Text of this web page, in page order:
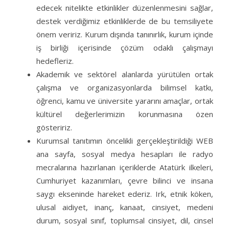
edecek nitelikte etkinlikler düzenlenmesini sağlar,
destek verdiğimiz etkinliklerde de bu temsiliyete
önem veririz. Kurum dışında tanınırlık, kurum içinde
iş birliği içerisinde çözüm odaklı çalışmayı
hedefleriz.
Akademik ve sektörel alanlarda yürütülen ortak
çalışma ve organizasyonlarda bilimsel katkı,
öğrenci, kamu ve üniversite yararını amaçlar, ortak
kültürel değerlerimizin korunmasına özen
gösteririz.
Kurumsal tanıtımın öncelikli gerçekleştirildiği WEB
ana sayfa, sosyal medya hesapları ile radyo
mecralarına hazırlanan içeriklerde Atatürk ilkeleri,
Cumhuriyet kazanımları, çevre bilinci ve insana
saygı ekseninde hareket ederiz. Irk, etnik köken,
ulusal aidiyet, inanç, kanaat, cinsiyet, medeni
durum, sosyal sınıf, toplumsal cinsiyet, dil, cinsel